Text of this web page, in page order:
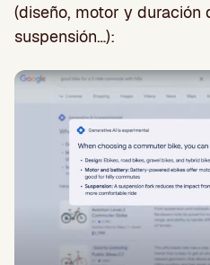
(diseño, motor y duración
suspensión…):